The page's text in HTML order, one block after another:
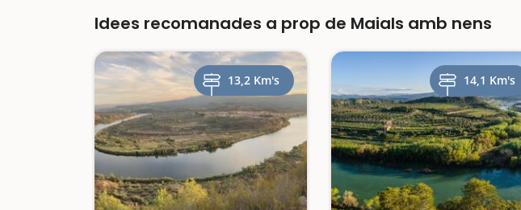
Idees recomanades a prop de Maials amb nens
13,2 Km's 14,1 Km's